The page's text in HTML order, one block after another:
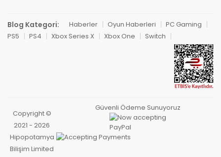
Blog Kategori: Haberler Oyun Haberleri
PC Gaming
PS5
PS4 Xbox Series X Xbox One Switch
Copyright ©
2021 - 2026
Hipopotamya
Bilişim Limited
Güvenli Ödeme Sunuyoruz